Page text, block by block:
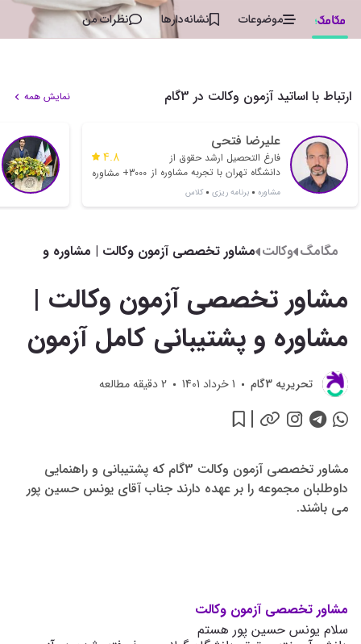
موضوعات نشانه‌دار‌ها نظرات من
ارتباط با اساتید آزمون وکالت در 3گام نمایش همه
علیرضا فتحی
فارغ التحصیل ارشد حقوق از
دانشگاه تهران با تجربه مشاوره از
سال 1397 و هدایت بسیاری از
رتبه های تک رقمی و دو رقمی
مشاوره برنامه ریزی کلاس
4.8
3000+ مشاوره
مگامگ وکالت مشاور تخصصی آزمون وکالت | مشاوره و
مشاور تخصصی آزمون وکالت |
مشاوره و پشتیبانی کامل آزمون
تحريريه 3گام 1 خرداد 1401 2دقیقه مطالعه
مشاور تخصصی آزمون وکالت 3گام که پشتیبانی و راهنمایی
داوطلبان مجموعه را بر عهده دارند جناب آقای یونس حسین پور
می باشند.
مشاور تخصصی آزمون وکالت
سلام یونس حسین پور هستم